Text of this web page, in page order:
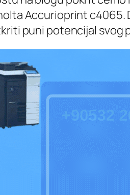
Accurioprint
puni potencijal svog